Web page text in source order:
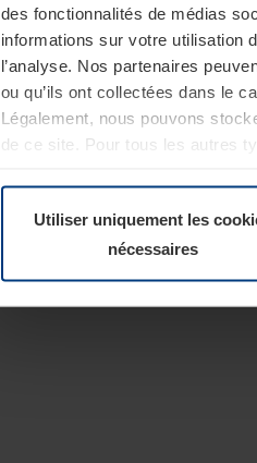
des fonctionnalités de médias
informations sur votre utilisation
l’analyse. Nos partenaires
ou qu’ils ont collectées dans le
Légalement, nous pouvons
de ce site. Pour tous les autres
Utiliser uniquement les
nécessaires